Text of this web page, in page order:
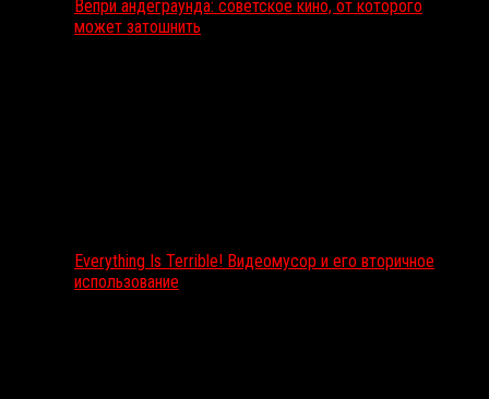
Вепри андеграунда: советское кино, от которого
может затошнить
Everything Is Terrible! Видеомусор и его вторичное
использование